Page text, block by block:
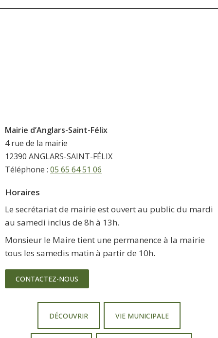
Mairie d’Anglars-Saint-Félix
4 rue de la mairie
12390 ANGLARS-SAINT-FÉLIX
Téléphone : 05 65 64 51 06
Horaires
Le secrétariat de mairie est ouvert au public du mardi
au samedi inclus de 8h à 13h.
Monsieur le Maire tient une permanence à la mairie
tous les samedis matin à partir de 10h.
CONTACTEZ-NOUS
DÉCOUVRIR VIE MUNICIPALE